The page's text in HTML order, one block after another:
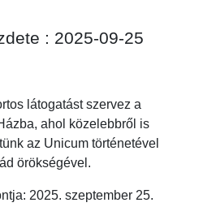
: 2025-09-25
látogatást szervez a
ahol közelebbről is
az Unicum történetével
örökségével.
2025. szeptember 25.